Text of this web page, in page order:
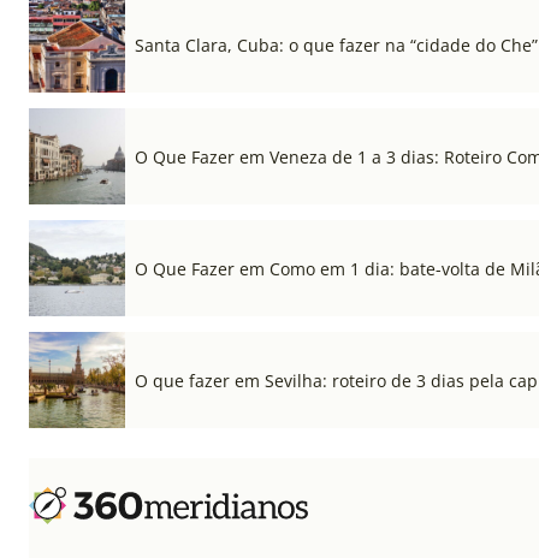
Santa Clara, Cuba: o que fazer na “cidade do Che”
O Que Fazer em Veneza de 1 a 3 dias: Roteiro
O Que Fazer em Como em 1 dia: bate-volta de
O que fazer em Sevilha: roteiro de 3 dias pela